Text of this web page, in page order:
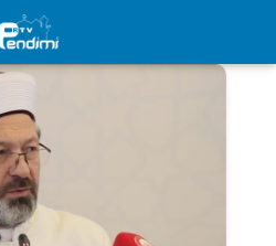
in the database]